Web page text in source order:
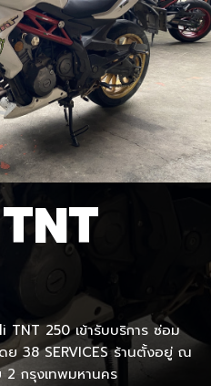
TNT 250 เข้ารับบริการ ซ่อม
38 SERVICES ร้านตั้งอยู่ ณ
กรุงเทพมหานคร